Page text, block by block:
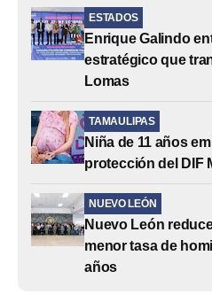
ESTADOS
Enrique Galindo
estratégico que
Lomas
TAMAULIPAS
Niña de 11 años
protección del DIF
NUEVO LEÓN
Nuevo León
menor tasa de
años